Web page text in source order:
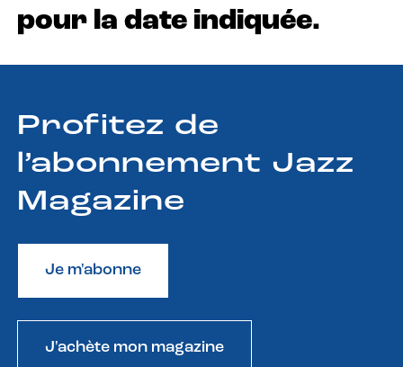
pour la date indiquée.
Profitez de
l’abonnement Jazz
Magazine
Je m'abonne
J'achète mon magazine